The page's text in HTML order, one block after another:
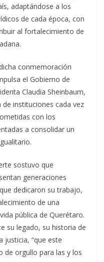
adaptándose a los
de cada época, con
al fortalecimiento de
conmemoración
el Gobierno de
Claudia Sheinbaum,
instituciones cada vez
con los
a consolidar un
sostuvo que
generaciones
dedicaron su trabajo,
de una
pública de Querétaro.
su legado, su historia de
justicia, “que este
de orgullo para las y los